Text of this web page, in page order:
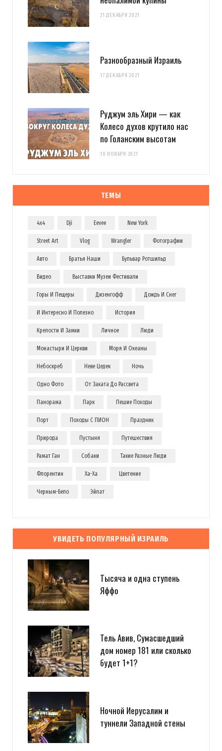
21 ДЕКАБРЯ 2021
Разнообразный Израиль
17 ДЕКАБРЯ 2021
Руджум эль Хири — как
Колесо духов крутило нас
по Голанским высотам
10 НОЯБРЯ 2021
ТЕМЫ
4x4 Dji Eevee New York
Street Art Vlog Wrangler Фотографии
Авто Братья Наши Бульвар Ротшильд
Видео Выставки Музеи Фестивали
Горы И Пещеры Дизенгофф Дождь И Снег
И Интересно И Полезно История
Крепости И Замки Личное Люди
Монастыри И Церкви Моря И Океаны
Небоскреб Неве Цедек Ночь
Одно Фото От Заката До Рассвета
Панорама Парк Пешие Походы
Порт Походы С ПИОН Праздник
Природа Пустыня Путешествия
Рамат Ган Собаки Такие Разные Люди
Флорентин Ха-Ха Цветение
Черным-Бело Эйлат
УВИДЕТЬ ПОПУЛЯРНЫЙ ИЗРАИЛЬ
Тысяча и одна ступень
Яффо
Тель Авив, Сумасшедший
дом номер 181 или сколько
будет 1+1?
Ночной Иерусалим и
туннели Западной стены